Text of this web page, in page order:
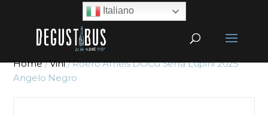
Home/Vini/ Roero Arneis DOCG Serra Lupini 2025
Angelo Negro
Italiano